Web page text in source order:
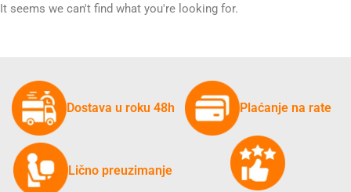
It seems we can't find what you're looking for.
Dostava u roku 48h Plaćanje na rate
Lično preuzimanje